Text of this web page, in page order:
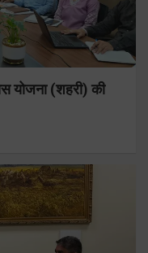
योजना (शहरी) की